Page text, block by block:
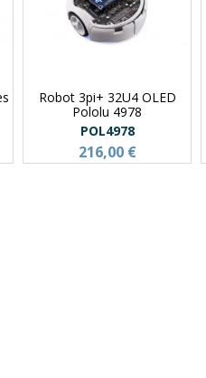
Robot 3pi+ 32U4 OLED
Pololu 4978
POL4978
216,00 €